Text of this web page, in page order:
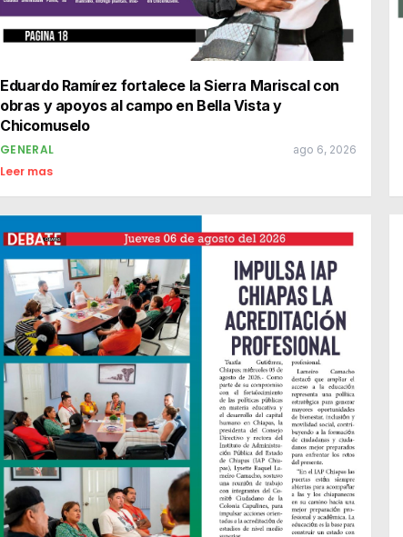
Eduardo Ramírez fortalece la Sierra Mariscal con
obras y apoyos al campo en Bella Vista y
Chicomuselo
GENERAL ago 6, 2026
Leer mas